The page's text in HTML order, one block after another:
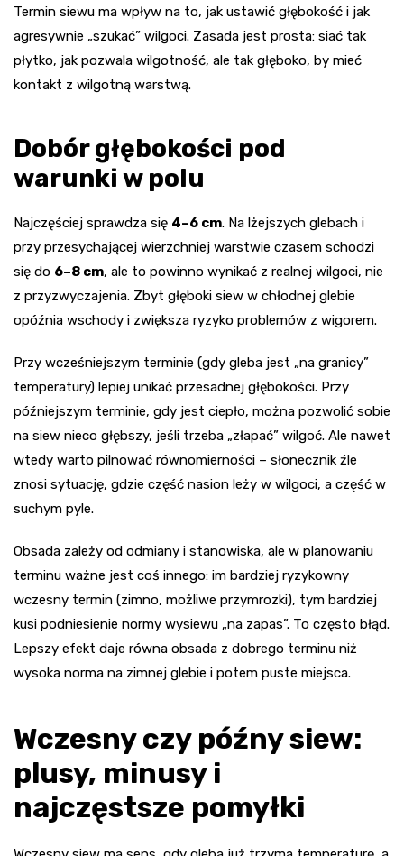
Termin siewu ma wpływ na to, jak ustawić głębokość i jak
agresywnie „szukać” wilgoci. Zasada jest prosta: siać tak
płytko, jak pozwala wilgotność, ale tak głęboko, by mieć
kontakt z wilgotną warstwą.
Dobór głębokości pod
warunki w polu
Najczęściej sprawdza się 4–6 cm. Na lżejszych glebach i
przy przesychającej wierzchniej warstwie czasem schodzi
się do 6–8 cm, ale to powinno wynikać z realnej wilgoci, nie
z przyzwyczajenia. Zbyt głęboki siew w chłodnej glebie
opóźnia wschody i zwiększa ryzyko problemów z wigorem.
Przy wcześniejszym terminie (gdy gleba jest „na granicy”
temperatury) lepiej unikać przesadnej głębokości. Przy
późniejszym terminie, gdy jest ciepło, można pozwolić sobie
na siew nieco głębszy, jeśli trzeba „złapać” wilgoć. Ale nawet
wtedy warto pilnować równomierności – słonecznik źle
znosi sytuację, gdzie część nasion leży w wilgoci, a część w
suchym pyle.
Obsada zależy od odmiany i stanowiska, ale w planowaniu
terminu ważne jest coś innego: im bardziej ryzykowny
wczesny termin (zimno, możliwe przymrozki), tym bardziej
kusi podniesienie normy wysiewu „na zapas”. To często błąd.
Lepszy efekt daje równa obsada z dobrego terminu niż
wysoka norma na zimnej glebie i potem puste miejsca.
Wczesny czy późny siew:
plusy, minusy i
najczęstsze pomyłki